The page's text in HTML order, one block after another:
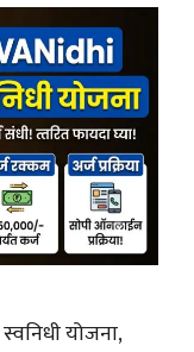
योजना,